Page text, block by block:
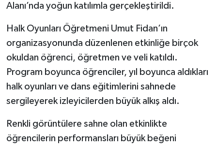
Alanı’nda yoğun katılımla gerçekleştirildi.
Halk Oyunları Öğretmeni Umut Fidan’ın
organizasyonunda düzenlenen etkinliğe birçok
okuldan öğrenci, öğretmen ve veli katıldı.
Program boyunca öğrenciler, yıl boyunca aldıkları
halk oyunları ve dans eğitimlerini sahnede
sergileyerek izleyicilerden büyük alkış aldı.
Renkli görüntülere sahne olan etkinlikte
öğrencilerin performansları büyük beğeni